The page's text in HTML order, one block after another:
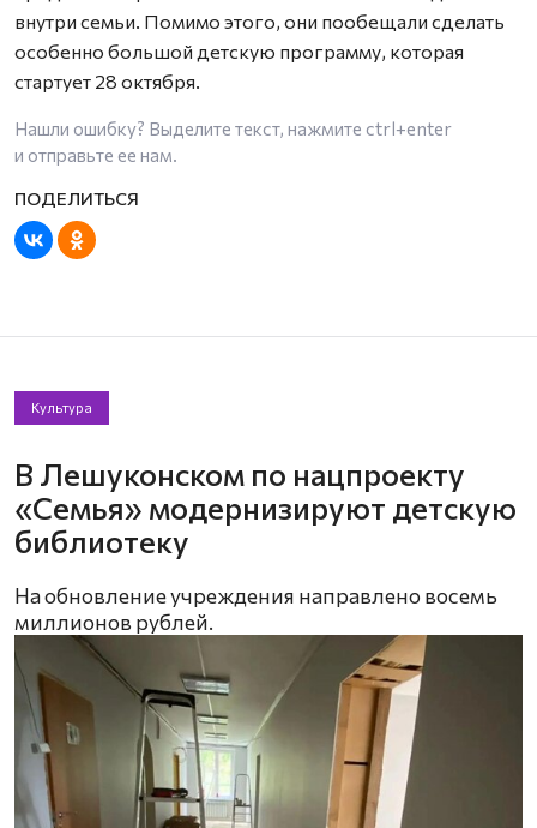
внутри семьи. Помимо этого, они пообещали сделать
особенно большой детскую программу, которая
стартует 28 октября.
Нашли ошибку? Выделите текст, нажмите ctrl+enter
и отправьте ее нам.
Культура
В Лешуконском по нацпроекту
«Семья» модернизируют детскую
библиотеку
На обновление учреждения направлено восемь
миллионов рублей.